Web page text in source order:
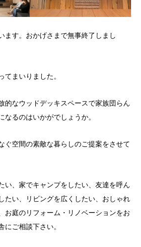
ます。おかげさまで無事終了しまし
てまいりました。
的なウッドデッキスペースで家族団らん
なるのはいかがでしょうか。
ぐ空間の素敵な暮らしのご提案をさせて
い、家でキャンプをしたい、友達を呼ん
たい、リビングを広くしたい、おしゃれ
お庭のリフォーム・リノベーションをお
にご相談下さい。